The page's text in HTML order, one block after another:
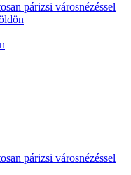
párizsi városnézéssel
párizsi városnézéssel